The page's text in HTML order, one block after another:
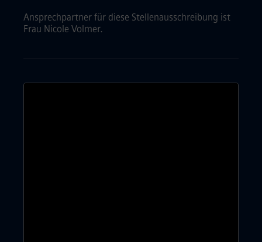
Ansprechpartner für diese Stellenausschreibung ist
Frau Nicole Volmer.